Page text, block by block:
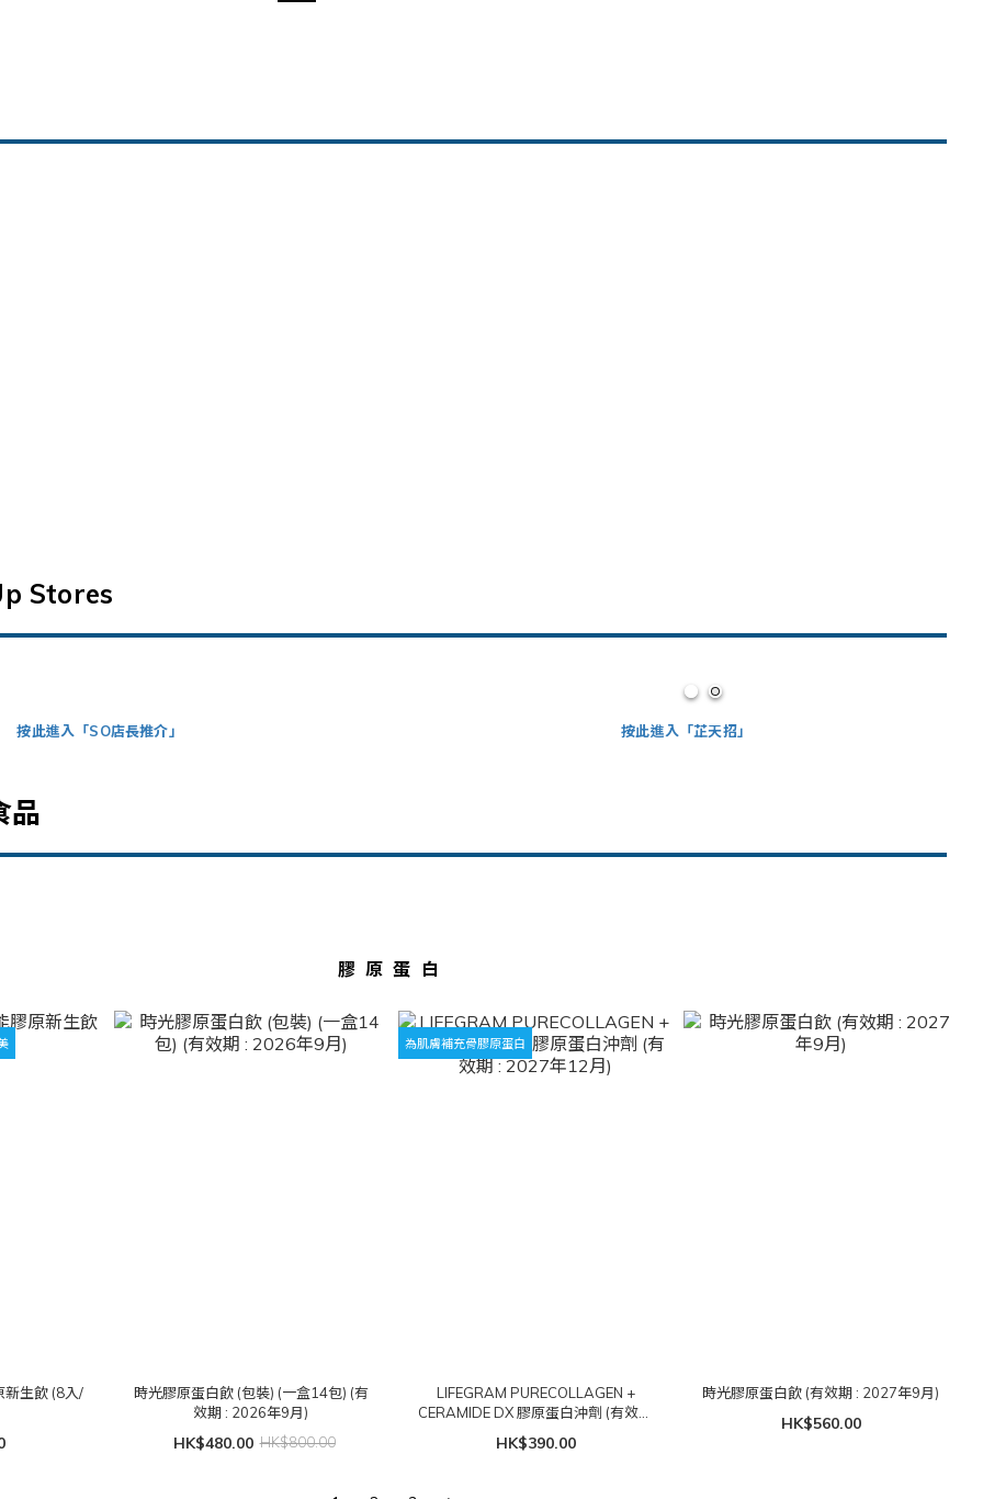
Stores
按此進入「SO店長推介」 按此進入「芷天招」
品
膠原蛋白
新生飲 (8入/
時光膠原蛋白飲 (包裝) (一盒14包) (有
效期 : 2026年9月)
HK$480.00 HK$800.00
為肌膚補充骨膠原蛋白
LIFEGRAM PURECOLLAGEN +
CERAMIDE DX 膠原蛋白沖劑 (有效期
: 2027年12月)
HK$390.00
時光膠原蛋白飲 (有效期 : 2027年9月)
HK$560.00